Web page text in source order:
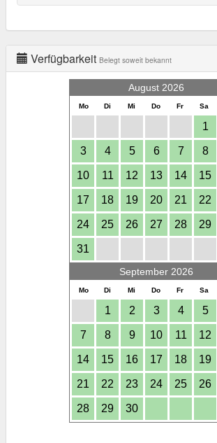
Verfügbarkeit Belegt soweit bekannt
August 2026
Mo Di Mi Do Fr Sa
1
3 4 5 6 7 8
10 11 12 13 14 15
17 18 19 20 21 22
24 25 26 27 28 29
31
September 2026
Mo Di Mi Do Fr Sa
1 2 3 4 5
7 8 9 10 11 12
14 15 16 17 18 19
21 22 23 24 25 26
28 29 30